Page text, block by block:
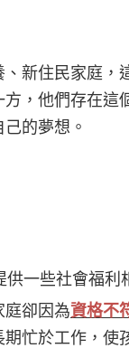
新住民家庭，
，他們存在這
的夢想。
一些社會福利
庭卻因為資格不
期忙於工作，使